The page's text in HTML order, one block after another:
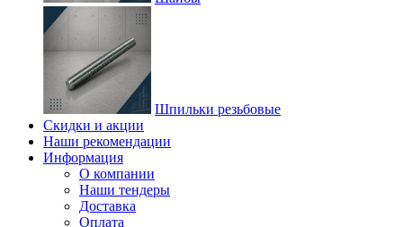
Шпильки резьбовые
Скидки и акции
Наши рекомендации
Информация
О компании
Наши тендеры
Доставка
Оплата